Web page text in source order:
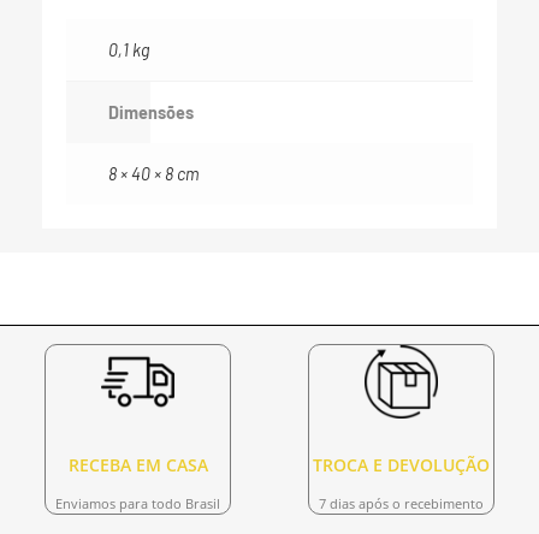
0,1 kg
Dimensões
8 × 40 × 8 cm
RECEBA EM CASA
Enviamos para todo Brasil
TROCA E DEVOLUÇÃO
7 dias após o recebimento